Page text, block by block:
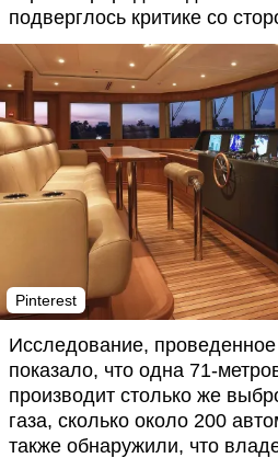
подверглось критике со
Pinterest
Исследование, проведенное
показало, что одна 71-
производит столько же
газа, сколько около 200
также обнаружили, что